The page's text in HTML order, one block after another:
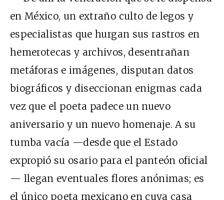
en México, un extraño culto de legos y
especialistas que hurgan sus rastros en
hemerotecas y archivos, desentrañan
metáforas e imágenes, disputan datos
biográficos y diseccionan enigmas cada
vez que el poeta padece un nuevo
aniversario y un nuevo homenaje. A su
tumba vacía —desde que el Estado
expropió su osario para el panteón oficial
— llegan eventuales flores anónimas; es
el único poeta mexicano en cuya casa